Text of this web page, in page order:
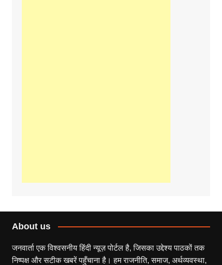
About us
जनवार्ता एक विश्वसनीय हिंदी न्यूज़ पोर्टल है, जिसका उद्देश्य पाठकों तक
निष्पक्ष और सटीक खबरें पहुँचाना है। हम राजनीति, समाज, अर्थव्यवस्था,